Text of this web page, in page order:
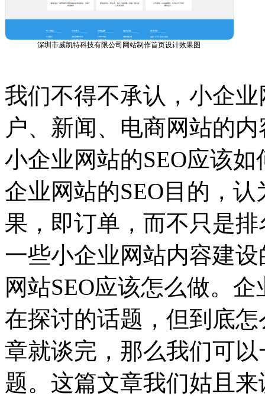
深圳市威凯特科技有限公司网站制作首页设计效果图
我们不得不承认，小企
户、新闻、电商网站的
小企业网站的SEO应该
企业网站的SEO目的，
果，即订单，而不只是
一些小企业网站内容建
网站SEO应该怎么做。 企
在探讨的话题，但到底
章就谈完，那么我们可
题。这篇文章我们姑且